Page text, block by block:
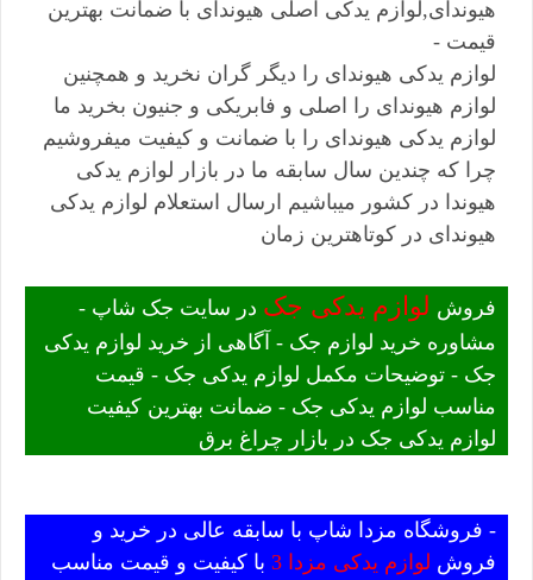
هیوندای,لوازم یدکی اصلی هیوندای با ضمانت بهترین
قیمت -
لوازم یدکی هیوندای را دیگر گران نخرید و همچنین
لوازم هیوندای را اصلی و فابریکی و جنیون بخرید ما
لوازم یدکی هیوندای را با ضمانت و کیفیت میفروشیم
چرا که چندین سال سابقه ما در بازار لوازم یدکی
هیوندا در کشور میباشیم ارسال استعلام لوازم یدکی
هیوندای در کوتاهترین زمان
فروش لوازم یدکی جک در سایت جک شاپ -
مشاوره خرید لوازم جک - آگاهی از خرید لوازم یدکی
جک - توضیحات مکمل لوازم یدکی جک - قیمت
مناسب لوازم یدکی جک - ضمانت بهترین کیفیت
لوازم یدکی جک در بازار چراغ برق
- فروشگاه مزدا شاپ با سابقه عالی در خرید و
فروش لوازم یدکی مزدا 3
با کیفیت و قیمت مناسب